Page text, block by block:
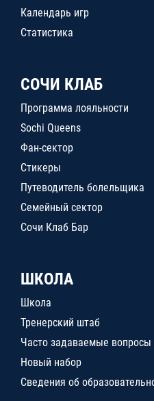
Календарь игр
Статистика
СОЧИ КЛАБ
Программа лояльности
Sochi Queens
Фан-сектор
Стикеры
Путеводитель болельщика
Семейный сектор
Сочи Клаб Бар
ШКОЛА
Школа
Тренерский штаб
Часто задаваемые вопросы
Новый набор
Сведения об